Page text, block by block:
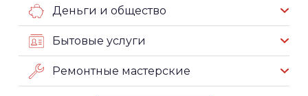
Деньги и общество
Бытовые услуги
Ремонтные мастерские